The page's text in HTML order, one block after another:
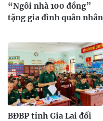
“Ngôi nhà 100 đồng”
tặng gia đình quân nhân
BĐBP tỉnh Gia Lai đối